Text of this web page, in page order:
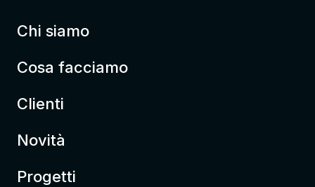
Chi siamo
Cosa facciamo
Clienti
Novità
Progetti